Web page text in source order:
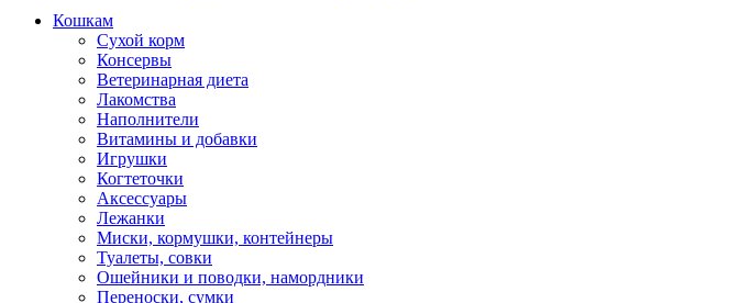
Кошкам
Сухой корм
Консервы
Ветеринарная диета
Лакомства
Наполнители
Витамины и добавки
Игрушки
Когтеточки
Аксессуары
Лежанки
Миски, кормушки, контейнеры
Туалеты, совки
Ошейники и поводки, намордники
Переноски, сумки